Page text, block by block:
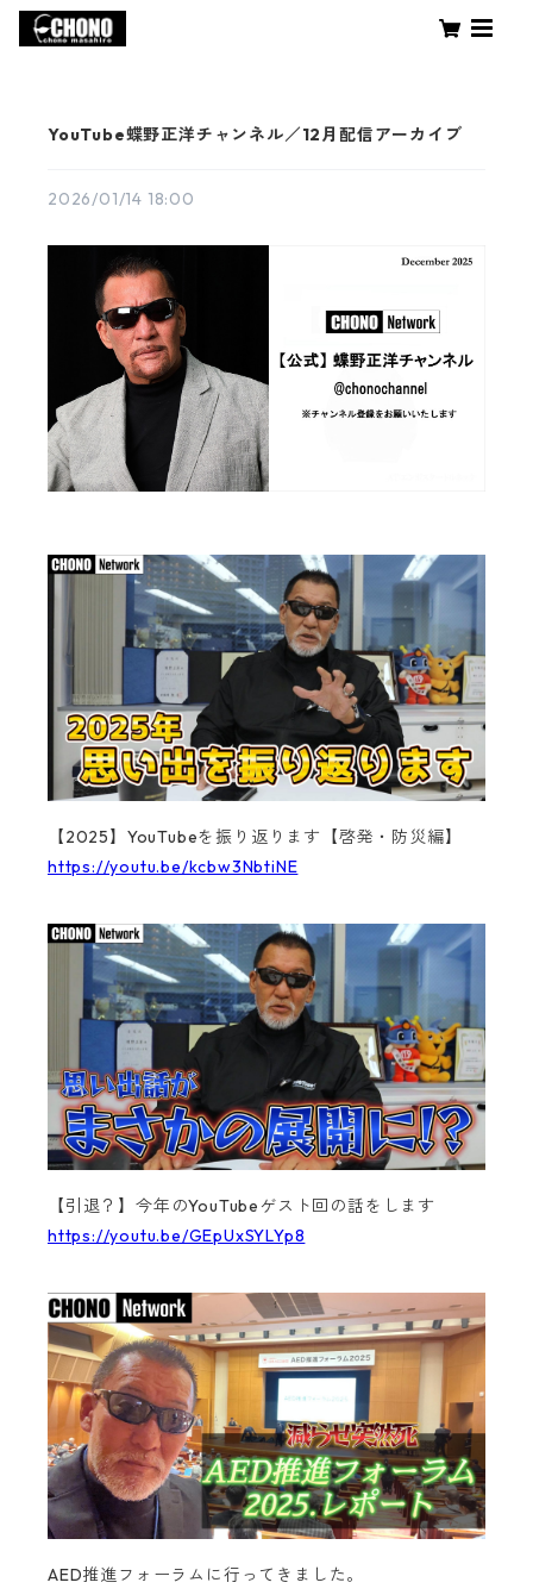
YouTube蝶野正洋チャンネル／12月配信アーカイブ
2026/01/14 18:00
【2025】YouTubeを振り返ります【啓発・防災編】
https://youtu.be/kcbw3NbtiNE
【引退？】今年のYouTubeゲスト回の話をします
https://youtu.be/GEpUxSYLYp8
AED推進フォーラムに行ってきました。